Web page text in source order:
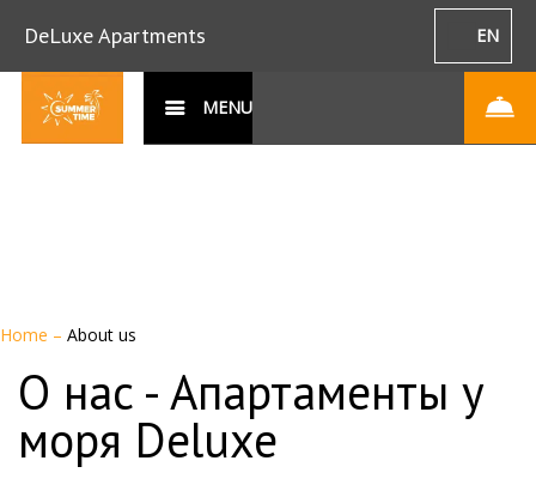
DeLuxe Apartments EN
MENU
Home – About us
О нас - Апартаменты у
моря Deluxe